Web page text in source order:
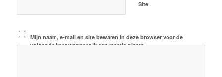
Site
Mijn naam, e-mail en site bewaren in deze browser voor de
volgende keer wanneer ik een reactie plaats.